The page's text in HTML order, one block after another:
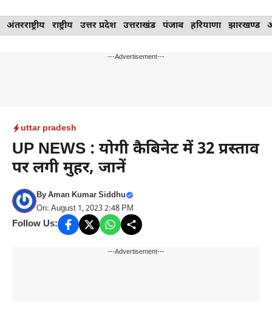
Skip
to
अंतरराष्ट्रीय राष्ट्रीय उत्तर प्रदेश उत्तराखंड पंजाब हरियाणा झारखण्ड
---Advertisement---
uttar pradesh
UP NEWS : योगी कैबिनेट में 32 प्रस्ताव
पर लगी मुहर, जानें
ByAman Kumar Siddhu
On: August 1, 2023 2:48 PM
Follow Us:
---Advertisement---